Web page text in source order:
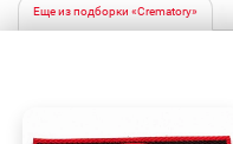
Еще из подборки «Crematory»